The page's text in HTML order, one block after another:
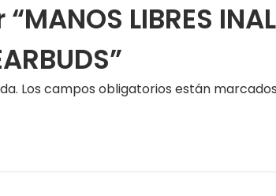
LIBRES
Los campos obligatorios están